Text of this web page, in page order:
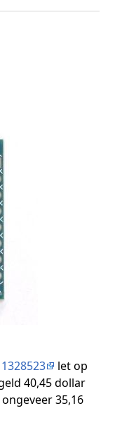
let op
40,45 dollar
35,16